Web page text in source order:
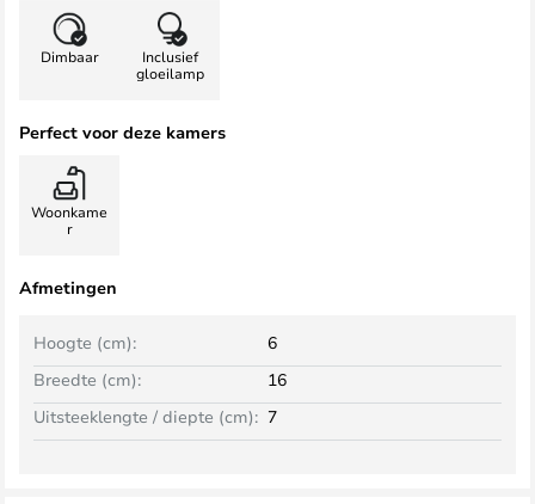
Dimbaar
Inclusief
gloeilamp
Perfect voor deze kamers
Woonkame
r
Afmetingen
Breedte (cm): 16
Hoogte (cm): 6
Uitsteeklengte / diepte (cm): 7